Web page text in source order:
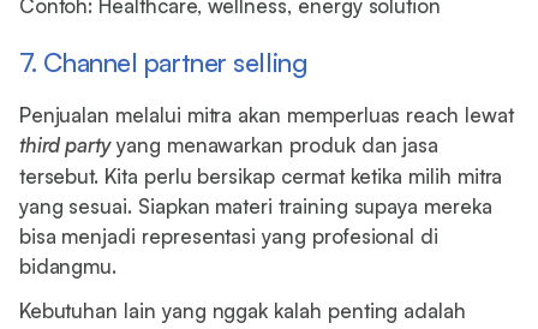
Contoh: Healthcare, wellness, energy solution
7. Channel partner selling
Penjualan melalui mitra akan memperluas reach lewat
third partyyang menawarkan produk dan jasa
tersebut. Kita perlu bersikap cermat ketika milih mitra
yang sesuai. Siapkan materi training supaya mereka
bisa menjadi representasi yang profesional di
bidangmu.
Kebutuhan lain yang nggak kalah penting adalah